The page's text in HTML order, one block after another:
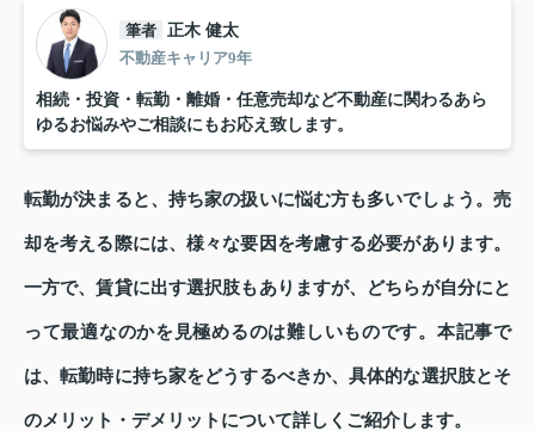
筆者 正木 健太
不動産キャリア9年
相続・投資・転勤・離婚・任意売却など不動産に関わるあら
ゆるお悩みやご相談にもお応え致します。
転勤が決まると、持ち家の扱いに悩む方も多いでしょう。売
却を考える際には、様々な要因を考慮する必要があります。
一方で、賃貸に出す選択肢もありますが、どちらが自分にと
って最適なのかを見極めるのは難しいものです。本記事で
は、転勤時に持ち家をどうするべきか、具体的な選択肢とそ
のメリット・デメリットについて詳しくご紹介します。